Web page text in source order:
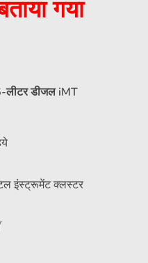
गया
लीटर डीजल iMT
इंस्ट्रूमेंट क्लस्टर